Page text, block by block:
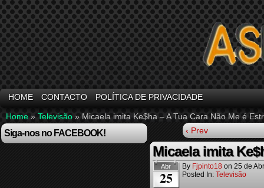
HOME CONTACTO POLÍTICA DE PRIVACIDADE
Home » Televisão » Micaela imita Ke$ha – A Tua Cara Não Me é
Siga-nos no FACEBOOK! ‹ Prev
Micaela imita
Abr
25
By Fjpinto18 on 25 de
Posted In: Televisão